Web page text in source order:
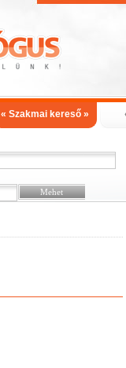
« Szakmai kereső »